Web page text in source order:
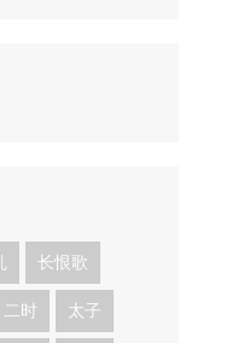
长恨歌
二时 太子